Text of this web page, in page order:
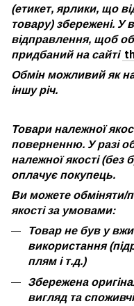
(етикет, ярлики, що
товару) збережені. У
відправлення, щоб
придбаний на сайті
Обмін можливий як на
іншу річ.
Товари належної
поверненню. У разі
належної якості (без
оплачує покупець.
Ви можете обміняти/
якості за умовами:
Товар не був у
використання
плям і т.д.)
Збережена
вигляд та